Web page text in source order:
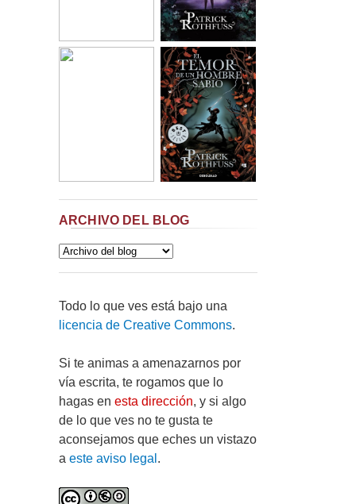
ARCHIVO DEL BLOG
Todo lo que ves está bajo una
licencia de Creative Commons.
Si te animas a amenazarnos por
vía escrita, te rogamos que lo
hagas en esta dirección, y si algo
de lo que ves no te gusta te
aconsejamos que eches un vistazo
a este aviso legal .